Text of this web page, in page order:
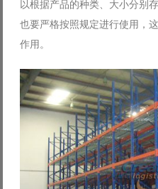
以根据产品的种类、大小分别
也要严格按照规定进行使用，
作用。